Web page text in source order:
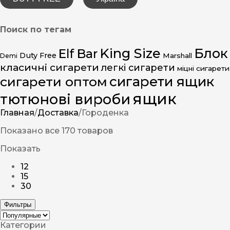
Поиск по тегам
Demi Duty Free Elf Bar King Size Marshall Блок
класичні сигарети легкі сигарети міцні сигарети
сигарети оптом сигарети ящик
тютюнові вироби ящик
Главная/Доставка/Городенка
Показано все 170 товаров
Показать
12
15
30
Фильтры
Категории